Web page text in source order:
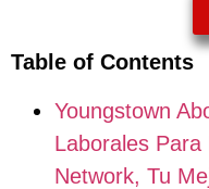
Table of Contents
Youngstown
Laborales
Network, Tu